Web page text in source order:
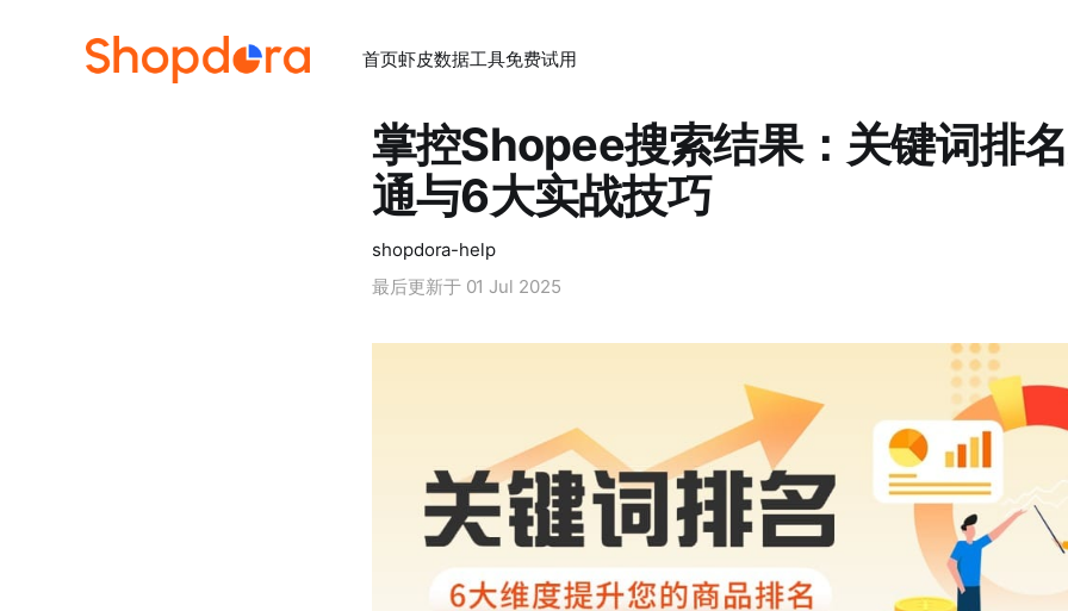
首页虾皮数据工具免费试用
掌控Shopee搜索结果：关键词排
通与6大实战技巧
shopdora-help
最后更新于 01 Jul 2025